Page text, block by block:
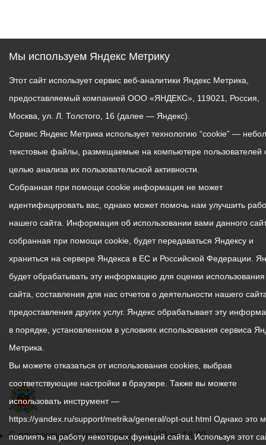
График
С понедельника по пятницу – с 9.00 до 18.00
Мы используем Яндекс Метрику
Этот сайт использует сервис веб-аналитики Яндекс Метрика,
предоставляемый компанией ООО «ЯНДЕКС», 119021, Россия,
Москва, ул. Л. Толстого, 16 (далее — Яндекс).
Сервис Яндекс Метрика использует технологию “cookie” —
текстовые файлы, размещаемые на компьютере пользователей
целью анализа их пользовательской активности.
Собранная при помощи cookie информация не может
идентифицировать вас, однако может помочь нам улучшить
нашего сайта. Информация об использовании вами данного
собранная при помощи cookie, будет передаваться Яндексу и
храниться на сервере Яндекса в ЕС и Российской Федерации.
будет обрабатывать эту информацию для оценки
сайта, составления для нас отчетов о деятельности нашего
предоставления других услуг. Яндекс обрабатывает эту
в порядке, установленном в условиях использования сервиса
Метрика.
Вы можете отказаться от использования cookies, выбрав
соответствующие настройки в браузере. Также вы можете
использовать инструмент —
https://yandex.ru/support/metrika/general/opt-out.html Однако это
повлиять на работу некоторых функций сайта. Используя этот